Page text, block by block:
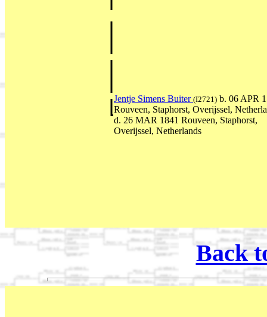
Jentje Simens Buiter (I2721) b. 06 APR
Rouveen, Staphorst, Overijssel,
d. 26 MAR 1841 Rouveen, Staphorst,
Overijssel, Netherlands
Back